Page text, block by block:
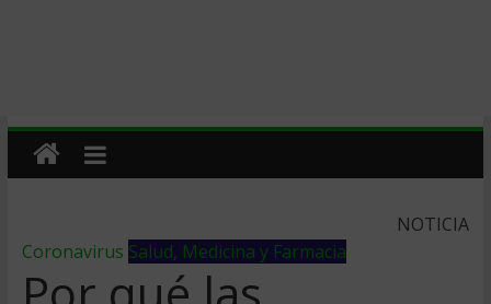
NOTICIA
Coronavirus Salud, Medicina y Farmacia